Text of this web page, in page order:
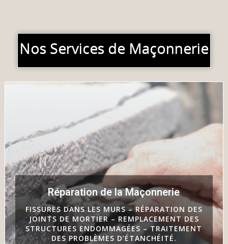
Nos Services de Maçonnerie
Réparation de la Maçonnerie
FISSURES DANS LES MURS – RÉPARATION DES
JOINTS DE MORTIER – REMPLACEMENT DES
STRUCTURES ENDOMMAGÉES – TRAITEMENT
DES PROBLÈMES D’ÉTANCHÉITÉ.